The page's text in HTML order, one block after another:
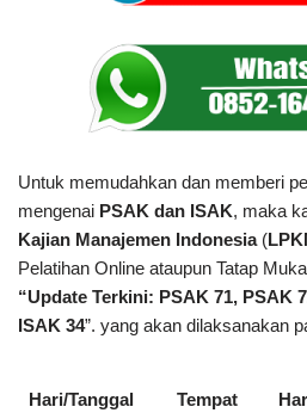
Untuk memudahkan dan memberi
mengenai PSAK dan ISAK, maka
Kajian Manajemen Indonesia(
Pelatihan Online ataupun Tatap
“Update Terkini: PSAK 71, PSAK
ISAK 34”. yang akan dilaksanakan
Hari/Tanggal
Tempat